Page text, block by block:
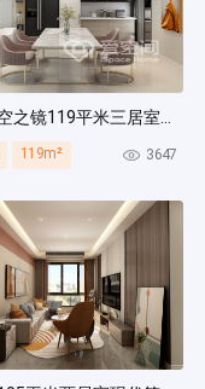
中海天空之镜119平米三居室北欧风装修案例
119m² 3647